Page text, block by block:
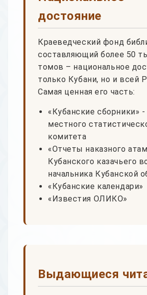
достояние
Краеведческий фонд
составляющий более 50
томов – национальное
только Кубани, но и всей
Самая ценная его часть:
«Кубанские сборники»
местного
комитета
«Отчеты наказного
Кубанского казачьего
начальника Кубанской
«Кубанские календари»
«Известия ОЛИКО»
Выдающиеся